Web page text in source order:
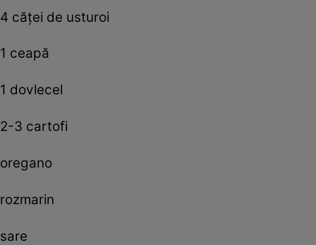
4 căţei de usturoi
1 ceapă
1 dovlecel
2-3 cartofi
oregano
rozmarin
sare